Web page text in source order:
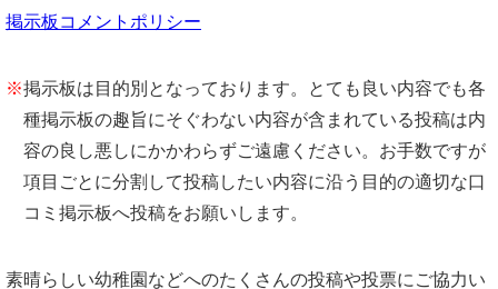
掲示板コメントポリシー
※掲示板は目的別となっております。とても良い内容でも各
種掲示板の趣旨にそぐわない内容が含まれている投稿は内
容の良し悪しにかかわらずご遠慮ください。お手数ですが
項目ごとに分割して投稿したい内容に沿う目的の適切な口
コミ掲示板へ投稿をお願いします。
素晴らしい幼稚園などへのたくさんの投稿や投票にご協力い